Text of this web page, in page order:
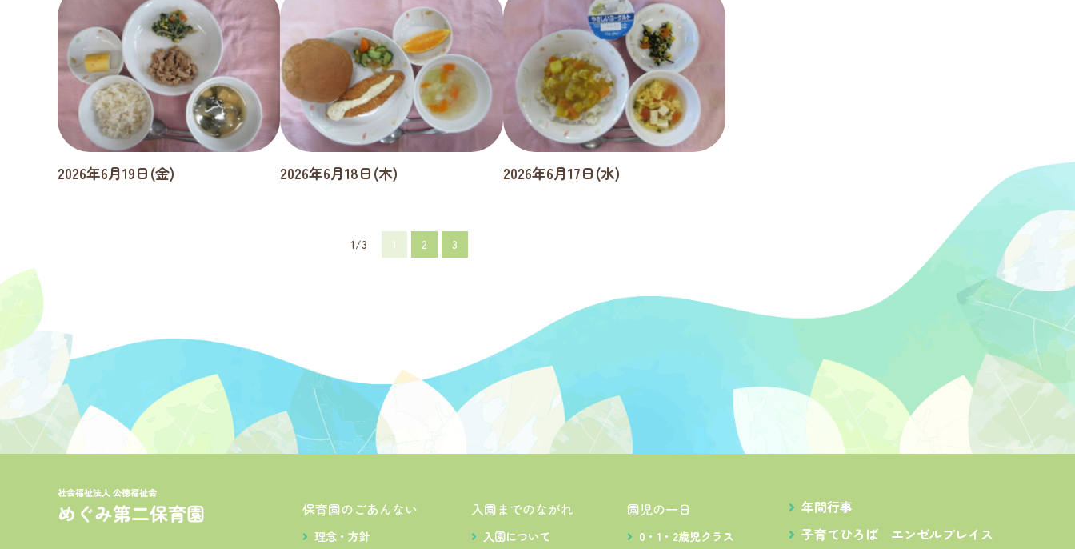
2026年6月19日(金) 2026年6月18日(木) 2026年6月17日(水)
1/3 1 2 3
保育園のごあんない
理念・方針
入園までのながれ
入園について
園児の一日
0・1・2歳児クラス
年間行事
子育てひろば エンゼルプレイス